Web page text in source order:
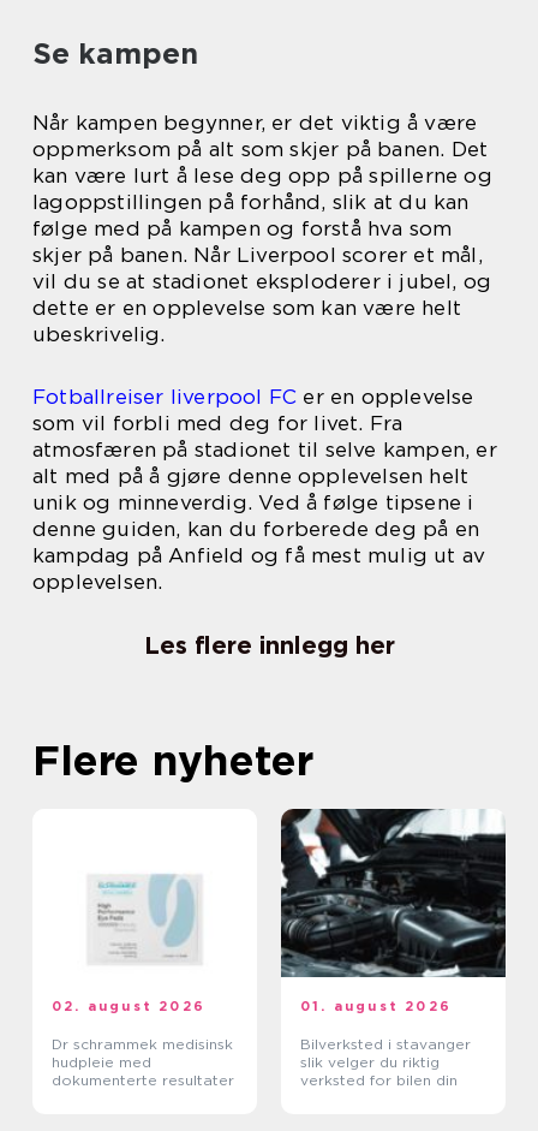
Se kampen
Når kampen begynner, er det viktig å være
oppmerksom på alt som skjer på banen. Det
kan være lurt å lese deg opp på spillerne og
lagoppstillingen på forhånd, slik at du kan
følge med på kampen og forstå hva som
skjer på banen. Når Liverpool scorer et mål,
vil du se at stadionet eksploderer i jubel, og
dette er en opplevelse som kan være helt
ubeskrivelig.
Fotballreiser liverpool FC er en opplevelse
som vil forbli med deg for livet. Fra
atmosfæren på stadionet til selve kampen, er
alt med på å gjøre denne opplevelsen helt
unik og minneverdig. Ved å følge tipsene i
denne guiden, kan du forberede deg på en
kampdag på Anfield og få mest mulig ut av
opplevelsen.
Les flere innlegg her
Flere nyheter
02. august 2026
Dr schrammek medisinsk
hudpleie med
dokumenterte resultater
01. august 2026
Bilverksted i stavanger
slik velger du riktig
verksted for bilen din